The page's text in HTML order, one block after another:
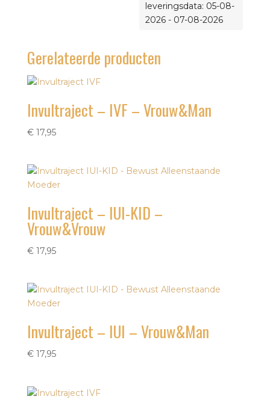
leveringsdata: 05-08-
2026 - 07-08-2026
Gerelateerde producten
Invultraject – IVF – Vrouw&Man
€17,95
Invultraject – IUI-KID –
Vrouw&Vrouw
€17,95
Invultraject – IUI – Vrouw&Man
€17,95